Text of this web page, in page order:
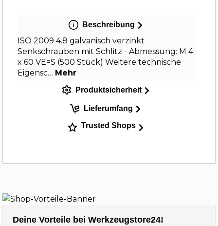
Beschreibung
ISO 2009 4.8 galvanisch verzinkt
Senkschrauben mit Schlitz - Abmessung: M 4
x 60 VE=S (500 Stück) Weitere technische
Eigensc… Mehr
Produktsicherheit
Lieferumfang
Trusted Shops
Deine Vorteile bei Werkzeugstore24!